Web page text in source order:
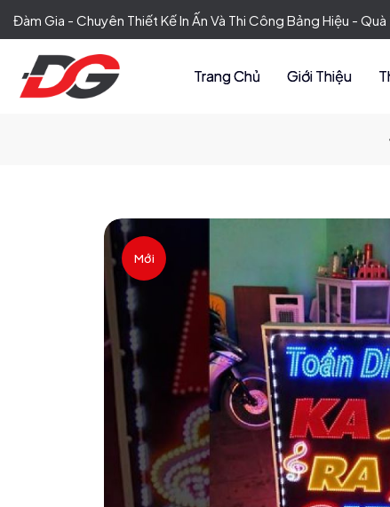
Đàm Gia - Chuyên Thiết Kế In Ấn Và Thi Công Bảng Hiệu -
Trang Chủ Giới Thiệu
Mới